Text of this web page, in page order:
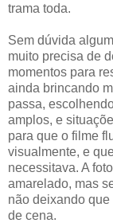
trama toda.
Sem dúvida
muito precisa de
momentos para
ainda brincando
passa,
amplos, e
para que o filme
visualmente, e
necessitava. A
amarelado, mas
não deixando
de cena.